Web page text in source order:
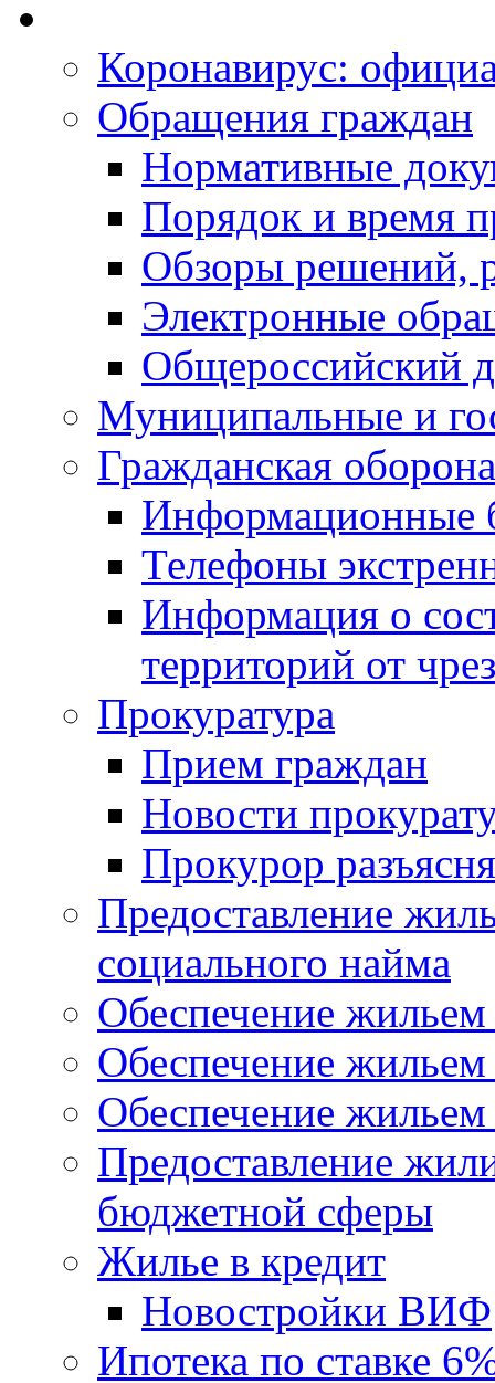
Коронавирус:
Обращения граждан
Нормативные
Порядок и время
Обзоры решений,
Электронные
Общероссийский
Муниципальные и
Гражданская
Информационные
Телефоны
Информация о
территорий от
Прокуратура
Прием граждан
Новости
Прокурор
Предоставление
социального найма
Обеспечение
Обеспечение
Обеспечение жильем
Предоставление
бюджетной сферы
Жилье в кредит
Новостройки ВИФ
Ипотека по ставке